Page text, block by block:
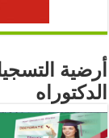
أرضية
الدكتوراه